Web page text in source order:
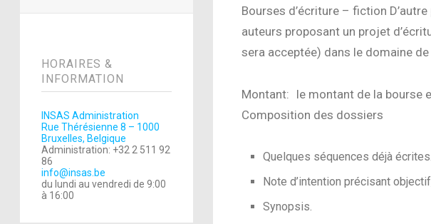
HORAIRES &
INFORMATION
INSAS Administration
Rue Thérésienne 8 – 1000
Bruxelles, Belgique
Administration: +32 2 511 92
86
info@insas.be
du lundi au vendredi de 9:00
à 16:00
Bourses d’écriture – fiction
auteurs proposant un projet
sera acceptée) dans le domaine
Montant: le montant de la bourse
Composition des dossiers
Quelques séquences déjà écrites.
Note d’intention précisant
Synopsis.